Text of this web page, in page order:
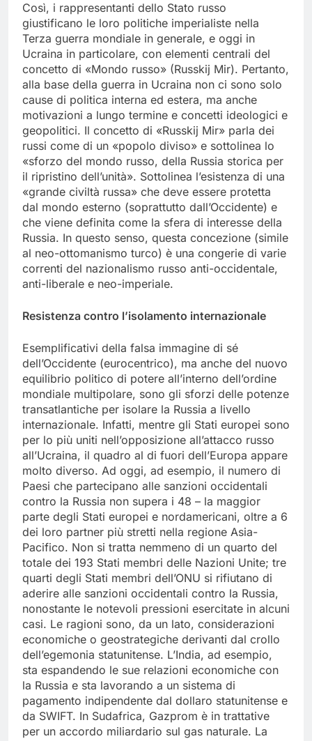
Così, i rappresentanti dello Stato russo
giustificano le loro politiche imperialiste nella
Terza guerra mondiale in generale, e oggi in
Ucraina in particolare, con elementi centrali del
concetto di «Mondo russo» (Russkij Mir). Pertanto,
alla base della guerra in Ucraina non ci sono solo
cause di politica interna ed estera, ma anche
motivazioni a lungo termine e concetti ideologici e
geopolitici. Il concetto di «Russkij Mir» parla dei
russi come di un «popolo diviso» e sottolinea lo
«sforzo del mondo russo, della Russia storica per
il ripristino dell’unità». Sottolinea l’esistenza di una
«grande civiltà russa» che deve essere protetta
dal mondo esterno (soprattutto dall’Occidente) e
che viene definita come la sfera di interesse della
Russia. In questo senso, questa concezione (simile
al neo-ottomanismo turco) è una congerie di varie
correnti del nazionalismo russo anti-occidentale,
anti-liberale e neo-imperiale.
Resistenza contro l’isolamento internazionale
Esemplificativi della falsa immagine di sé
dell’Occidente (eurocentrico), ma anche del nuovo
equilibrio politico di potere all’interno dell’ordine
mondiale multipolare, sono gli sforzi delle potenze
transatlantiche per isolare la Russia a livello
internazionale. Infatti, mentre gli Stati europei sono
per lo più uniti nell’opposizione all’attacco russo
all’Ucraina, il quadro al di fuori dell’Europa appare
molto diverso. Ad oggi, ad esempio, il numero di
Paesi che partecipano alle sanzioni occidentali
contro la Russia non supera i 48 – la maggior
parte degli Stati europei e nordamericani, oltre a 6
dei loro partner più stretti nella regione Asia-
Pacifico. Non si tratta nemmeno di un quarto del
totale dei 193 Stati membri delle Nazioni Unite; tre
quarti degli Stati membri dell’ONU si rifiutano di
aderire alle sanzioni occidentali contro la Russia,
nonostante le notevoli pressioni esercitate in alcuni
casi. Le ragioni sono, da un lato, considerazioni
economiche o geostrategiche derivanti dal crollo
dell’egemonia statunitense. L’India, ad esempio,
sta espandendo le sue relazioni economiche con
la Russia e sta lavorando a un sistema di
pagamento indipendente dal dollaro statunitense e
da SWIFT. In Sudafrica, Gazprom è in trattative
per un accordo miliardario sul gas naturale. La